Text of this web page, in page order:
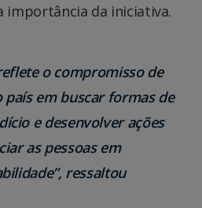
importância da iniciativa.
o compromisso de
país em buscar formas de
e desenvolver ações
as pessoas em
ressaltou